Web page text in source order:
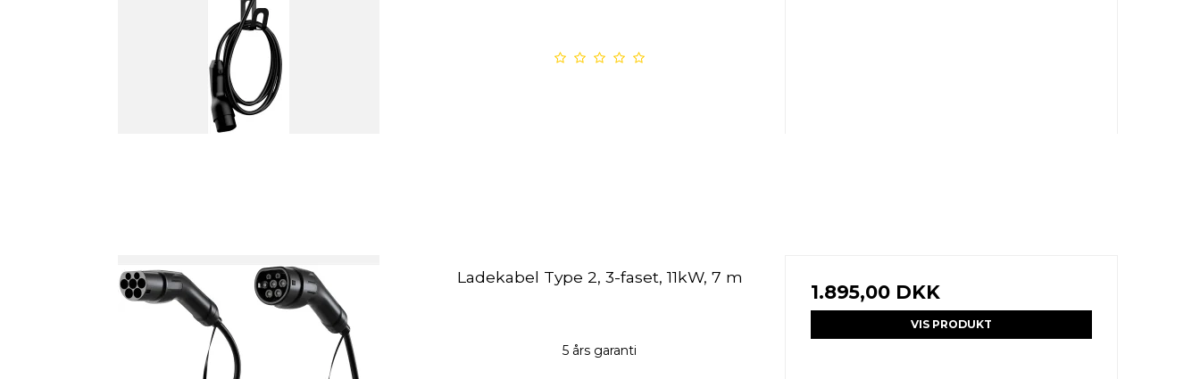
Ladekabel Type 2, 3-faset, 11kW, 7 m
5 års garanti
1.895,00 DKK
VIS PRODUKT